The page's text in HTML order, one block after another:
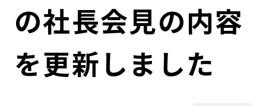
ガバナンス
コンダクト向上の取組み
株式情報
財務情報・IR資料
サステナビリティマネジメント
持続可能な金融のフレームワーク
の社長会見の内容
を更新しました